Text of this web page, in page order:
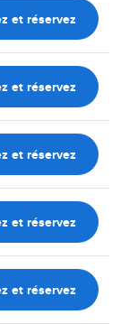
et réservez
et réservez
et réservez
et réservez
et réservez